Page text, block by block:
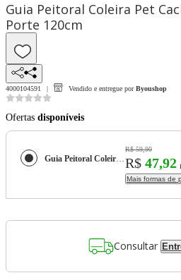
Guia Peitoral Coleira Pet
Porte 120cm
4000104591 Vendido e entregue por Byoushop
Ofertas disponíveis
Guia Peitoral Coleira Pet Cachorro Médio Grande Porte 120cm
R$ 59,90
R$ 47,92
Mais formas de
Consultar